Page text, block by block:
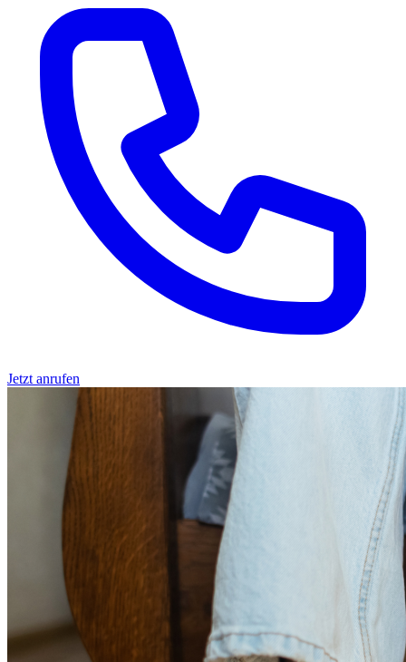
Jetzt anrufen